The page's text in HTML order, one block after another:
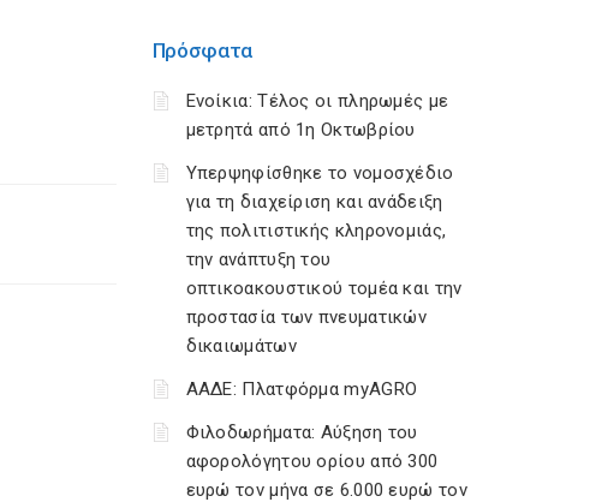
Πρόσφατα
Ενοίκια: Τέλος οι πληρωμές με
μετρητά από 1η Οκτωβρίου
Υπερψηφίσθηκε το νομοσχέδιο
για τη διαχείριση και ανάδειξη
της πολιτιστικής κληρονομιάς,
την ανάπτυξη του
οπτικοακουστικού τομέα και την
προστασία των πνευματικών
δικαιωμάτων
ΑΑΔΕ: Πλατφόρμα myAGRO
Φιλοδωρήματα: Αύξηση του
αφορολόγητου ορίου από 300
ευρώ τον μήνα σε 6.000 ευρώ τον